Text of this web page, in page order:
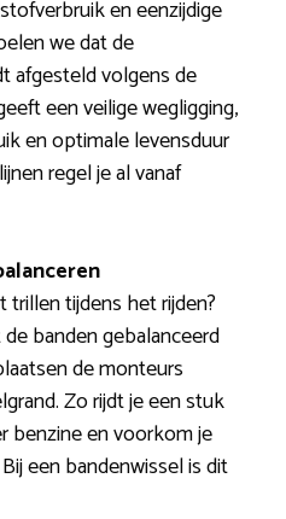
en eenzijdige
we dat de
afgesteld volgens de
een veilige wegligging,
en optimale levensduur
regel je al vanaf
trillen tijdens het rijden?
banden gebalanceerd
de monteurs
Zo rijdt je een stuk
benzine en voorkom je
een bandenwissel is dit